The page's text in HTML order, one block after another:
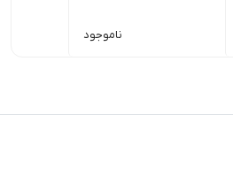
ناموجود